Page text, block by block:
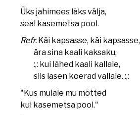
Üks jahimees läks välja,
seal kasemetsa pool.
Refr. Käi kapsasse, käi kapsasse,
ära sina kaali kaksaku,
:,: kui lähed kaali kallale,
siis lasen koerad vallale. :,:
"Kus muiale mu mõtted
kui kasemetsa pool."